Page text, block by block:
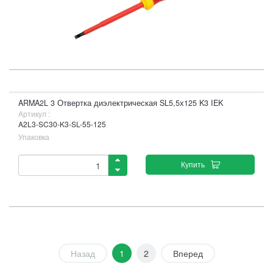
ARMA2L 3 Отвертка диэлектрическая SL5,5х125 K3 IEK
Артикул :
A2L3-SC30-K3-SL-55-125
Упаковка
Купить
Назад 1 2 Вперед